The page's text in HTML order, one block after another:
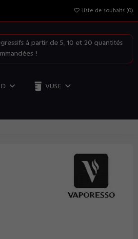
Liste de souhaits (0)
à partir de 5, 10 et 20 quantités
!
VUSE